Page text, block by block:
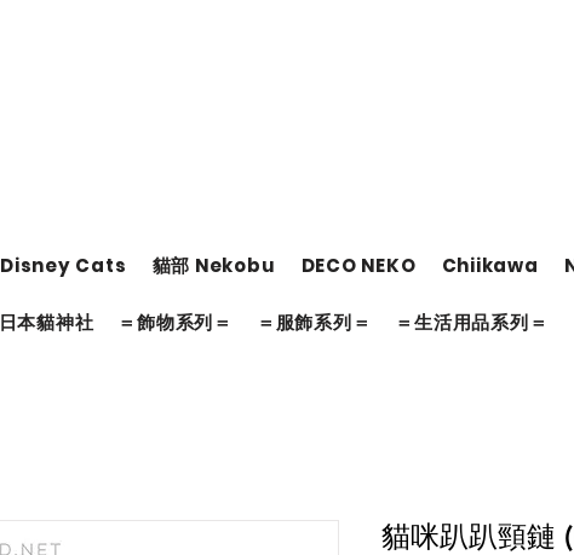
Disney Cats 貓部 Nekobu DECO NEKO Chiikawa
日本貓神社 ＝飾物系列＝ ＝服飾系列＝ ＝生活用品系列＝
貓咪趴趴頸鏈